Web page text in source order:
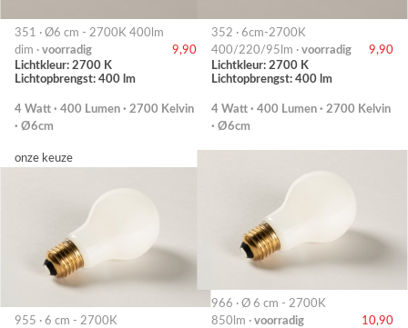
351 · Ø6 cm - 2700K 400lm
dim · voorradig
9,90
Lichtkleur: 2700 K
Lichtopbrengst: 400 lm
4 Watt · 400 Lumen · 2700 Kelvin
· Ø6cm
352 · 6cm-2700K
400/220/95lm · voorradig
9,90
Lichtkleur: 2700 K
Lichtopbrengst: 400 lm
4 Watt · 400 Lumen · 2700 Kelvin
· Ø6cm
onze keuze
955 · 6 cm - 2700K
966 · Ø 6 cm - 2700K
850lm · voorradig
10,90